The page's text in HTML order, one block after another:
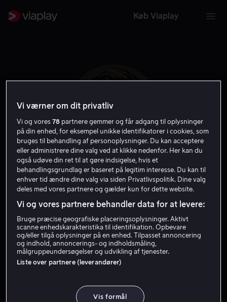
Køb Viaplay
Patrick Heusinger
Skuespiller Gæst
Vi værner om dit privatliv
Vi og vores78 partnere gemmer og får adgang til oplysninger
på din enhed, for eksempel unikke identifikatorer i cookies, som
bruges til behandling af personoplysninger. Du kan acceptere
eller administrere dine valg ved at klikke nedenfor. Her kan du
også udøve din ret til at gøre indsigelse, hvis et
behandlingsgrundlag er baseret på legitim interesse. Du kan til
enhver tid ændre dine valg via siden Privatlivspolitik. Dine valg
deles med vores partnere og gælder kun for dette website.
Vi og vores partnere behandler data for at levere:
Bruge præcise geografiske placeringsoplysninger. Aktivt
scanne enhedskarakteristika til identifikation. Opbevare
og/eller tilgå oplysninger på en enhed. Tilpasset annoncering
og indhold, annoncerings- og indholdsmåling,
målgruppeundersøgelser og udvikling af tjenester.
Liste over partnere (leverandører)
Vis formål